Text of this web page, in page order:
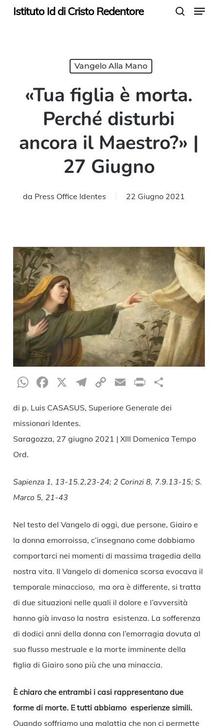
SkipIstituto Id di Cristo Redentore Menu
Vangelo Alla Mano
«Tua figlia è morta.
Perché disturbi
ancora il Maestro?» |
27 Giugno
da Press Office Identes 22 Giugno 2021
WhatsApp
Facebook
X Telegram
CopyEmailPrint
di p. Luis CASASUS, Superiore Generale dei
missionari Identes.
Saragozza, 27 giugno 2021 | XIII Domenica Tempo
Ord.
Sapienza 1, 13-15.2,23-24; 2 Corinzi 8, 7.9.13-15; S.
Marco 5, 21-43
Nel testo del Vangelo di oggi, due persone, Giairo e
la donna emorroissa, c’insegnano come dobbiamo
comportarci nei momenti di massima tragedia della
nostra vita. Il Vangelo di domenica scorsa evocava il
temporale minaccioso, ma ora è differente, si tratta
di due situazioni nelle quali il dolore e l’avversità
hanno già invaso la nostra esistenza. La sofferenza
di dodici anni della donna con l’emorragia dovuta al
suo flusso mestruale e la morte imminente della
figlia di Giairo sono più che una minaccia.
È chiaro che entrambi i casi rappresentano due
forme di morte. E tutti abbiamo esperienze simili.
Quando soffriamo una malattia che non ci permette